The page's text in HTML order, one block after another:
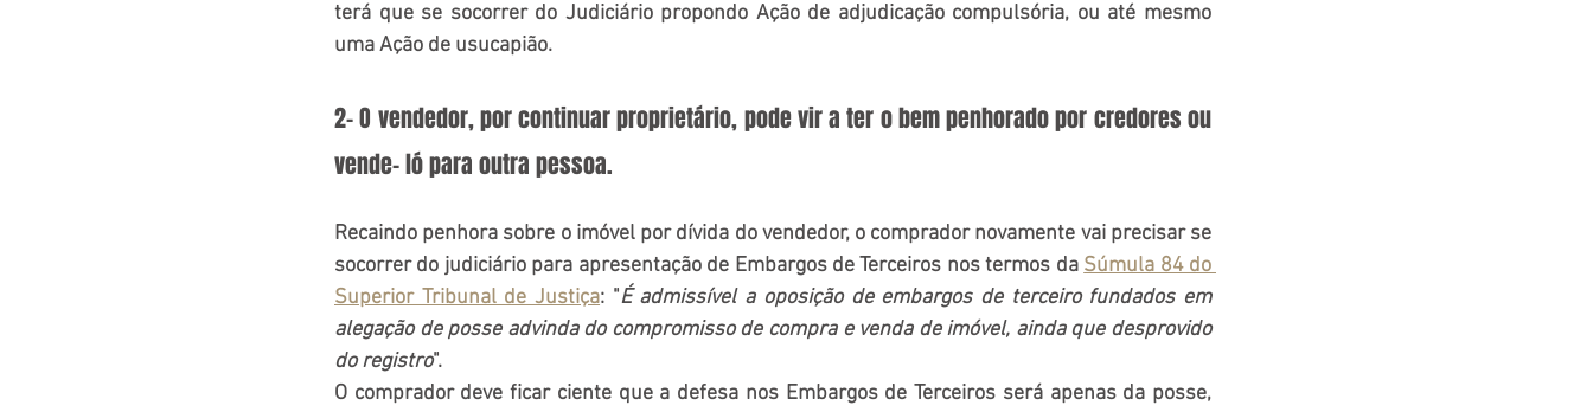
terá que se socorrer do Judiciário propondo Ação de adjudicação compulsória, ou até mesmo
uma Ação de usucapião.
2- O vendedor, por continuar proprietário, pode vir a ter o bem penhorado por credores ou
vende- ló para outra pessoa.
Recaindo penhora sobre o imóvel por dívida do vendedor, o comprador novamente vai precisar se
socorrer do judiciário para apresentação de Embargos de Terceiros nos termos da Súmula 84 do
Superior Tribunal de Justiça: "É admissível a oposição de embargos de terceiro fundados em
alegação de posse advinda do compromisso de compra e venda de imóvel, ainda que desprovido
do registro".
O comprador deve ficar ciente que a defesa nos Embargos de Terceiros será apenas da posse,